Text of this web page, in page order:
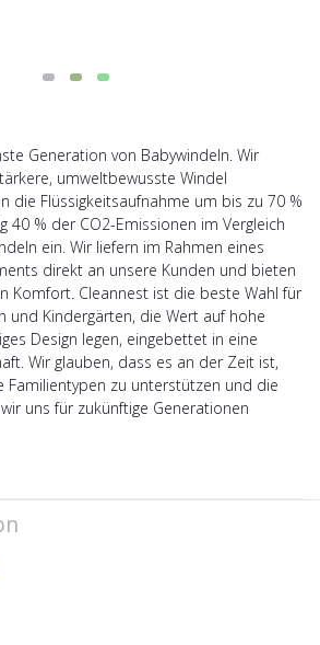
Generation von Babywindeln. Wir
umweltbewusste Windel
die Flüssigkeitsaufnahme um bis zu 70 %
40 % der CO2-Emissionen im Vergleich
ein. Wir liefern im Rahmen eines
direkt an unsere Kunden und bieten
Komfort. Cleannest ist die beste Wahl für
und Kindergärten, die Wert auf hohe
Design legen, eingebettet in eine
Wir glauben, dass es an der Zeit ist,
Familientypen zu unterstützen und die
uns für zukünftige Generationen